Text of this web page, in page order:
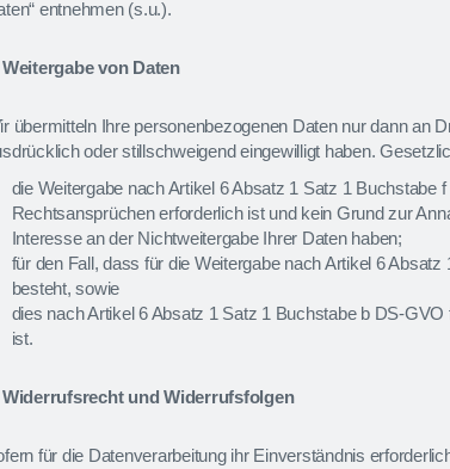
entnehmen (s.u.).
Weitergabe von Daten
übermitteln Ihre personenbezogenen Daten nur dann an
oder stillschweigend eingewilligt haben.
die Weitergabe nach Artikel 6 Absatz 1 Satz 1
Rechtsansprüchen erforderlich ist und kein Grund zur
Interesse an der Nichtweitergabe Ihrer Daten haben;
für den Fall, dass für die Weitergabe nach Artikel 6
besteht, sowie
dies nach Artikel 6 Absatz 1 Satz 1 Buchstabe b DS-
ist.
Widerrufsrecht und Widerrufsfolgen
für die Datenverarbeitung ihr Einverständnis